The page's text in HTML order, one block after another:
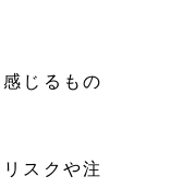
じるもの
スクや注